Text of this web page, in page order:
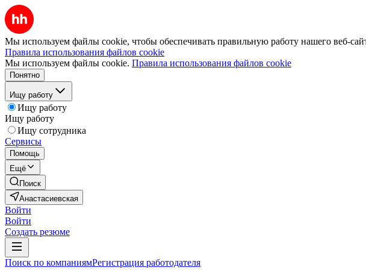
Мы используем файлы cookie, чтобы обеспечивать правильную работу нашего веб-
Правила использования файлов cookie
Мы используем файлы cookie. Правила использования файлов cookie
Понятно
Ищу работу
Ищу работу
Ищу работу
Ищу сотрудника
Сервисы
Помощь
Ещё
Поиск
Анастасиевская
Войти
Войти
Создать резюме
Поиск по компаниямРегистрация работодателя